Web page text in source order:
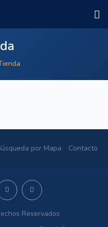
por Mapa Contacto
Reservados